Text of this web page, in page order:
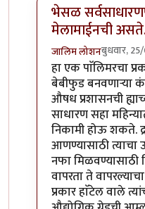
भेसळ
मेलामाईनची
जालिम लोशनबुधवार,
In reply toमला
हा एक पाॅलिमरचा
बेबीफुड बनवणार्‍या
औषध प्रशासनची
साधारण सहा
निकामी होऊ शकते.
आणण्यासाठी त्याचा
नफा
वापरता ते
प्रकार हाॅटेल वाले